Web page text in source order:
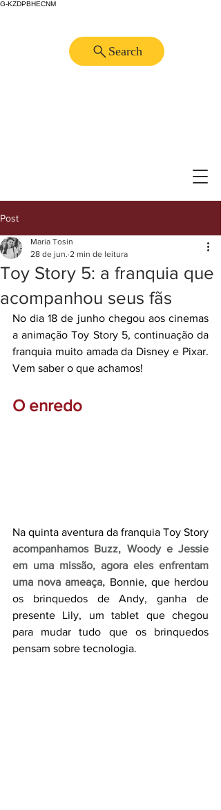
G-KZDPBHECNM
Search
Post
Toy Story 5: a franquia que
acompanhou seus fãs
Maria Tosin
28 de jun. 2 min de leitura
No dia 18 de junho chegou aos cinemas
a animação Toy Story 5, continuação da
franquia muito amada da Disney e Pixar.
Vem saber o que achamos!
O enredo
acompanhamos Buzz, Woody e Jessie
em uma missão, agora eles enfrentam
uma nova ameaça, Bonnie, que herdou
os brinquedos de Andy, ganha de
presente Lily, um tablet que chegou
para mudar tudo que os brinquedos
pensam sobre tecnologia.